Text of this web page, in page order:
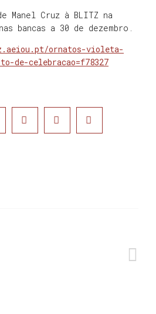
Manel Cruz à BLITZ na
bancas a 30 de dezembro.
ornatos-violeta-
de-celebracao=f78327